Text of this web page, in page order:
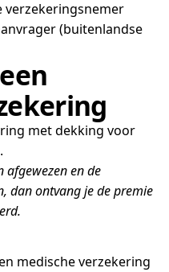
verzekeringsnemer
(buitenlandse
met dekking voor
afgewezen en de
dan ontvang je de premie
medische verzekering